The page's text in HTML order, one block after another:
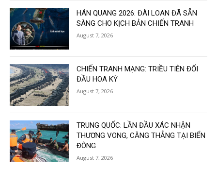
HÁN QUANG 2026: ĐÀI LOAN ĐÃ SẴN
SÀNG CHO KỊCH BẢN CHIẾN TRANH
August 7, 2026
CHIẾN TRANH MẠNG: TRIỀU TIÊN ĐỐI
ĐẦU HOA KỲ
August 7, 2026
TRUNG QUỐC: LẦN ĐẦU XÁC NHẬN
THƯƠNG VONG, CĂNG THẲNG TẠI BIỂN
ĐÔNG
August 7, 2026